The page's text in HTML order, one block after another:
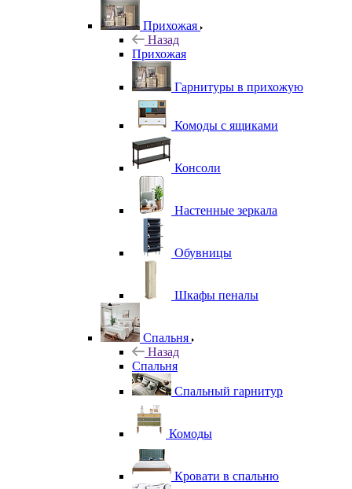
Прихожая
Назад
Прихожая
Гарнитуры в прихожую
Комоды с ящиками
Консоли
Настенные зеркала
Обувницы
Шкафы пеналы
Спальня
Назад
Спальня
Спальный гарнитур
Комоды
Кровати в спальню